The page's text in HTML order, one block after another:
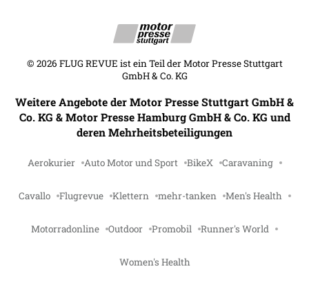
© 2026 FLUG REVUE ist ein Teil der Motor Presse Stuttgart
GmbH & Co. KG
Weitere Angebote der Motor Presse Stuttgart GmbH &
Co. KG & Motor Presse Hamburg GmbH & Co. KG und
deren Mehrheitsbeteiligungen
Aerokurier Auto Motor und Sport BikeX Caravaning
Cavallo Flugrevue Klettern mehr-tanken Men's Health
Motorradonline Outdoor Promobil Runner's World
Women's Health